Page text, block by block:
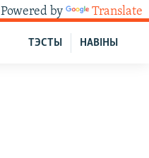
Powered by Translate
НАВІНЫ
ТЭСТЫ